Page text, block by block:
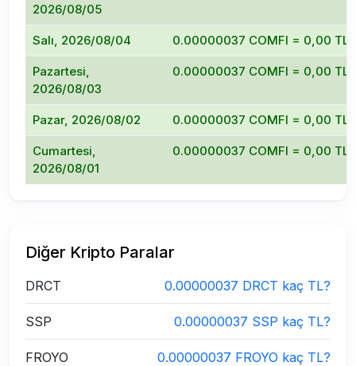
2026/08/05
Salı, 2026/08/04 0.00000037 COMFI = 0,00 TL
Pazartesi,
2026/08/03
0.00000037 COMFI = 0,00 TL
Pazar, 2026/08/02 0.00000037 COMFI = 0,00 TL
Cumartesi,
2026/08/01
0.00000037 COMFI = 0,00 TL
Diğer Kripto Paralar
DRCT 0.00000037 DRCT kaç TL?
SSP 0.00000037 SSP kaç TL?
FROYO 0.00000037 FROYO kaç TL?